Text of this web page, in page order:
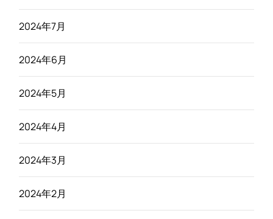
2024年7月
2024年6月
2024年5月
2024年4月
2024年3月
2024年2月